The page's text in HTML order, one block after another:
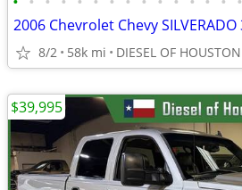
8/2 58k mi DIESEL OF HOUSTON
$39,995